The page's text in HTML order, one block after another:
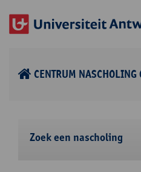
CENTRUM NASCHOLING
Zoek een nascholing